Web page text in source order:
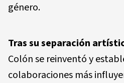
género.
Tras su separación
Colón se reinventó y
colaboraciones más